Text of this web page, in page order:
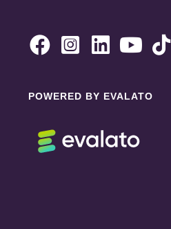
    
POWERED BY EVALATO